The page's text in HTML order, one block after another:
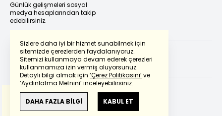
Sizlere daha iyi bir hizmet sunabilmek için
sitemizde çerezlerden faydalanıyoruz.
Sitemizi kullanmaya devam ederek çerezleri
kullanmamıza izin vermiş oluyorsunuz.
Detaylı bilgi almak için ‘Çerez Politikasını’ve
‘Aydınlatma Metnini’inceleyebilirsiniz.
DAHA FAZLA BİLGİ KABUL ET
Günlük gelişmeleri sosyal
medya hesaplarından takip
edebilirsiniz.
Bu çevirideGoogle Transletekullanılmıştır.
Anlam ve çeviri hatalarından
haberturk.com
sorumlu değildir.